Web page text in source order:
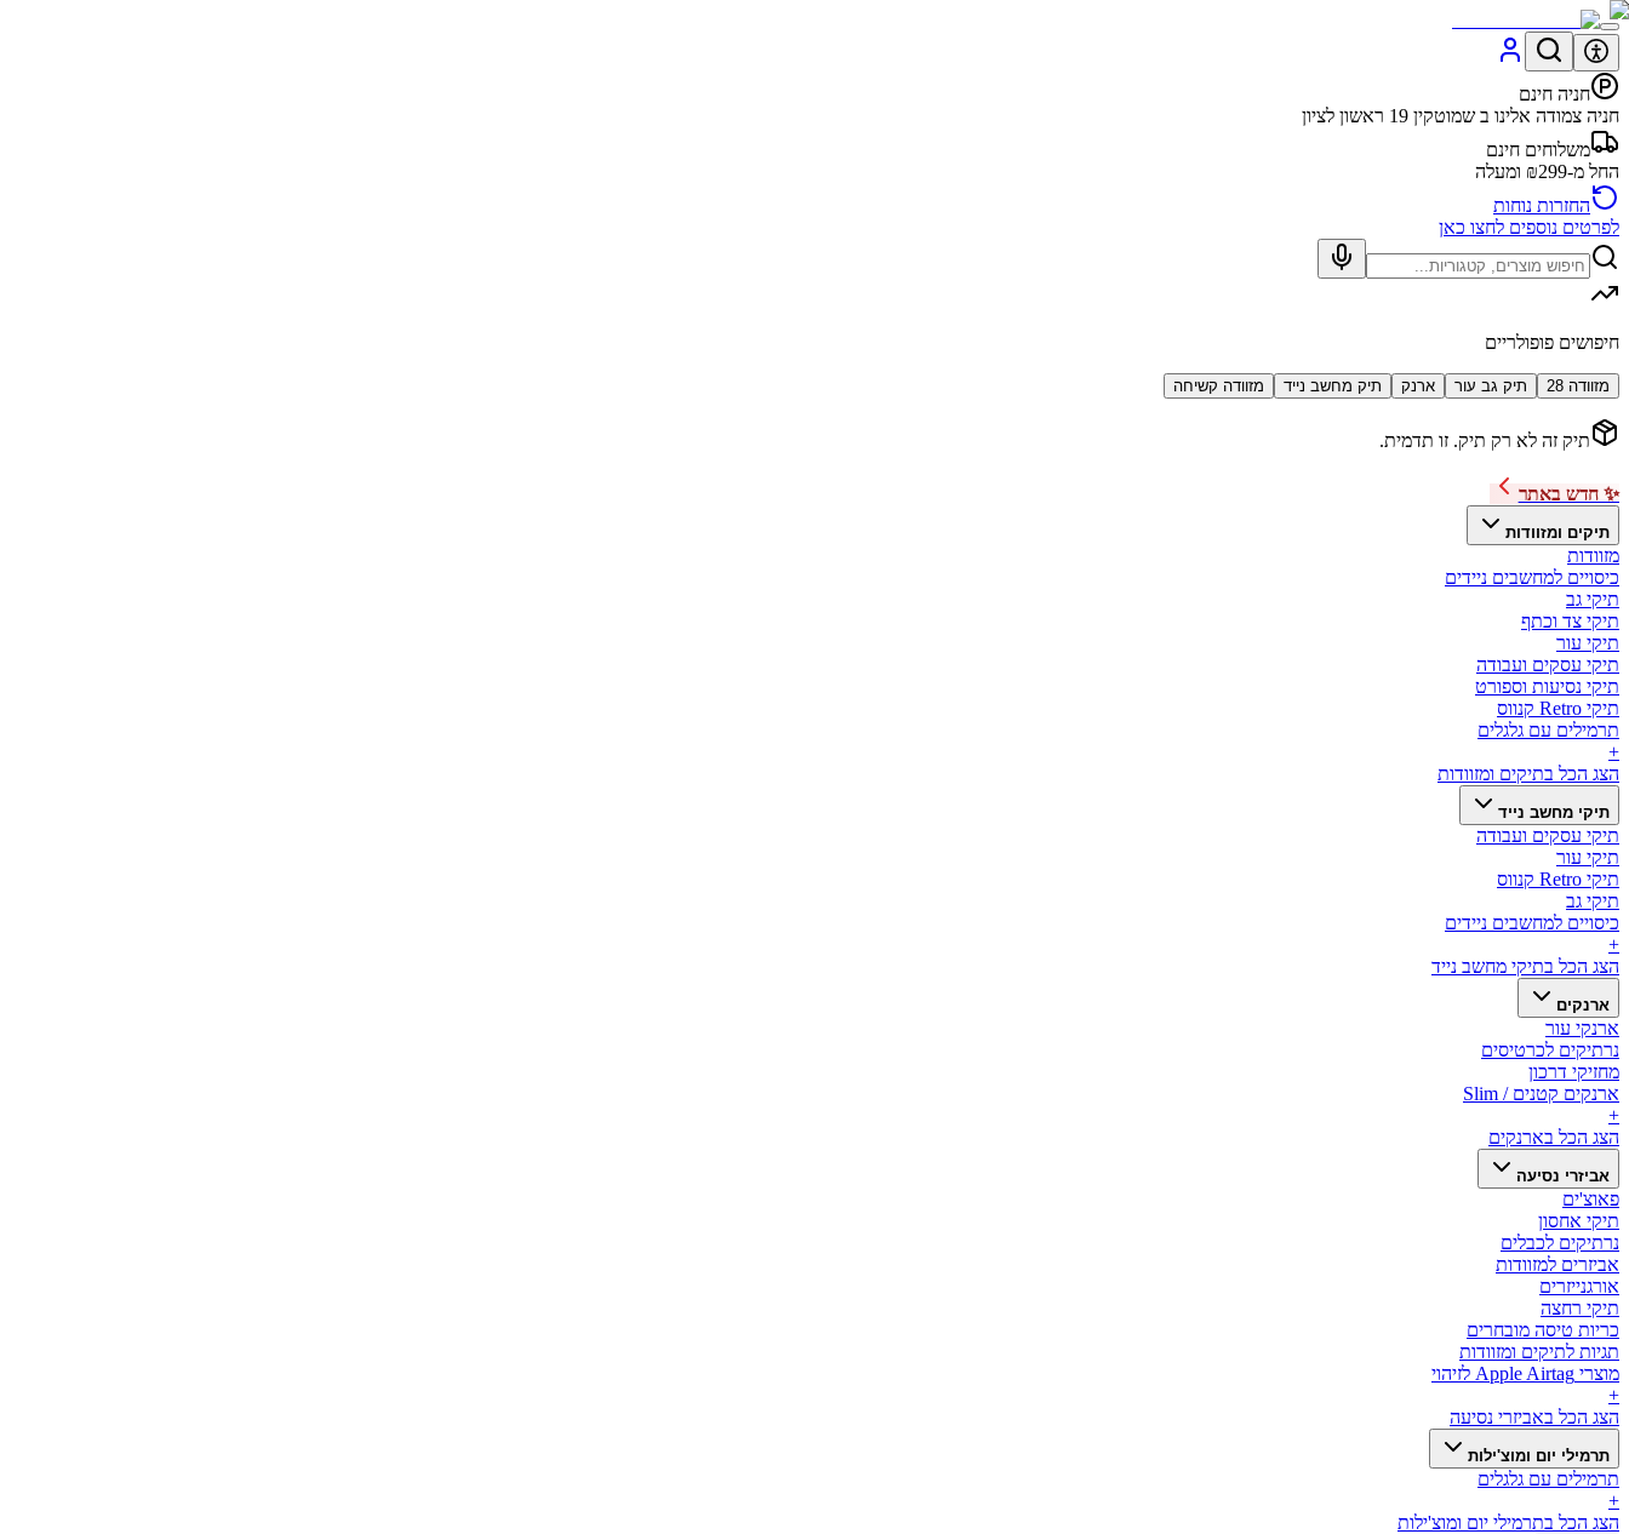
חניה חינם
חניה צמודה אלינו ב שמוטקין 19 ראשון לציון
משלוחים חינם
החל מ-₪299 ומעלה
החזרות נוחות
לפרטים נוספים לחצו כאן
חיפושים פופולריים
מזוודה 28 תיק גב עור ארנק תיק מחשב נייד מזוודה קשיחה
תיק זה לא רק תיק. זו תדמית.
✨ חדש באתר
תיקים ומזוודות
מזוודות
כיסויים למחשבים ניידים
תיקי גב
תיקי צד וכתף
תיקי עור
תיקי עסקים ועבודה
תיקי נסיעות וספורט
תיקי Retro קנווס
תרמילים עם גלגלים
+
הצג הכל בתיקים ומזוודות
תיקי מחשב נייד
תיקי עסקים ועבודה
תיקי עור
תיקי Retro קנווס
תיקי גב
כיסויים למחשבים ניידים
+
הצג הכל בתיקי מחשב נייד
ארנקים
ארנקי עור
נרתיקים לכרטיסים
מחזיקי דרכון
ארנקים קטנים / Slim
+
הצג הכל בארנקים
אביזרי נסיעה
פאוצ'ים
תיקי אחסון
נרתיקים לכבלים
אביזרים למזוודות
אורגנייזרים
תיקי רחצה
כריות טיסה מובחרים
תגיות לתיקים ומזוודות
מוצרי Apple Airtag לזיהוי
+
הצג הכל באביזרי נסיעה
תרמילי יום ומוצ'ילות
תרמילים עם גלגלים
+
הצג הכל בתרמילי יום ומוצ'ילות